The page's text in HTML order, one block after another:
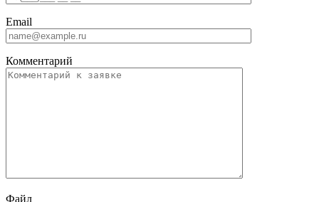
Email
Комментарий
Файл